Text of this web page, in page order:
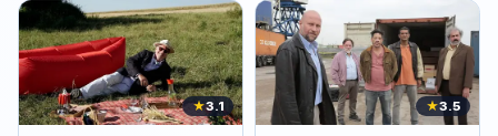
★3.1 ★3.5